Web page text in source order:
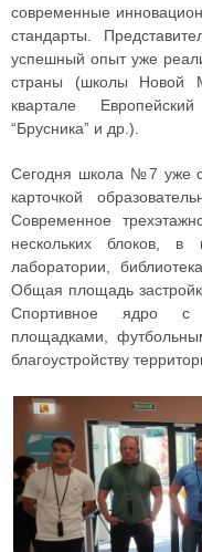
современные
стандарты.
успешный опыт уже
страны (школы
квартале
“Брусника” и др.).
Сегодня школа №7 уже
карточкой
Современное
нескольких блоков, в
лаборатории,
Общая площадь
Спортивное ядро с
площадками,
благоустройству